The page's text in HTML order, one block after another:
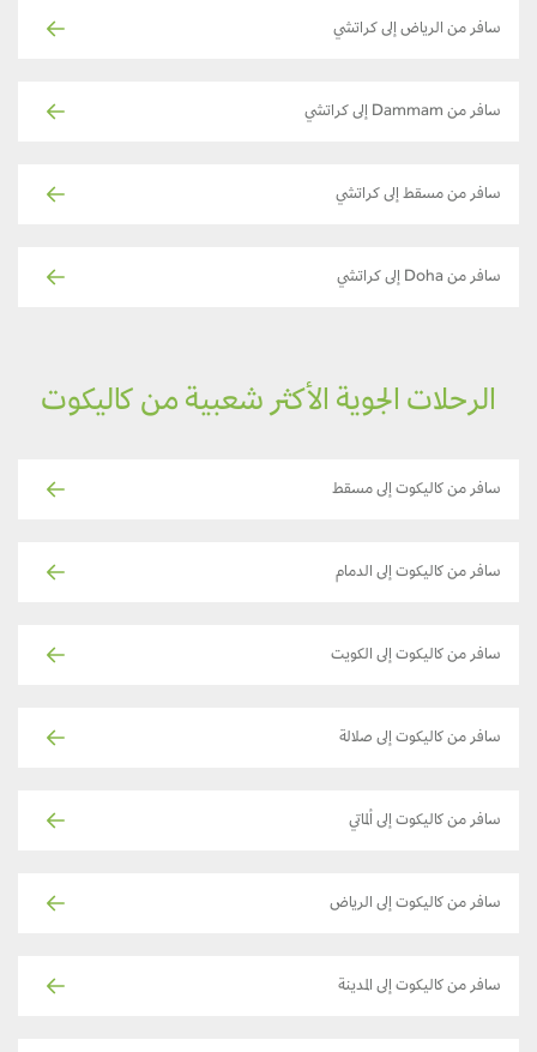
سافر من الرياض إلى كراتشي
سافر من Dammam إلى كراتشي
سافر من مسقط إلى كراتشي
سافر من Doha إلى كراتشي
الرحلات الجوية الأكثر شعبية من كاليكوت
سافر من كاليكوت إلى مسقط
سافر من كاليكوت إلى الدمام
سافر من كاليكوت إلى الكويت
سافر من كاليكوت إلى صلالة
سافر من كاليكوت إلى ألماتي
سافر من كاليكوت إلى الرياض
سافر من كاليكوت إلى المدينة